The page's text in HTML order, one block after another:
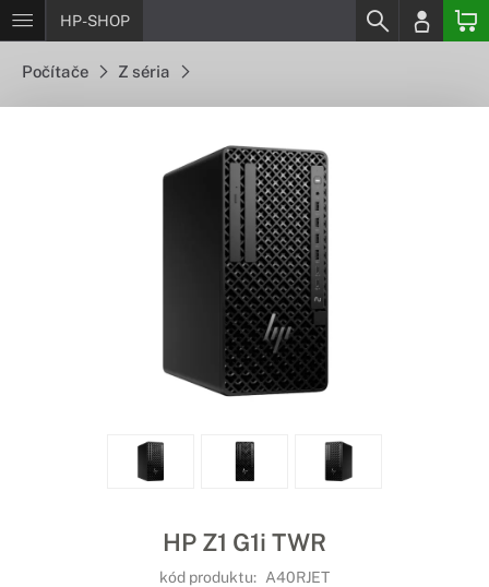
HP-SHOP
Počítače Z séria
HP Z1 G1i TWR
kód produktu: A40RJET